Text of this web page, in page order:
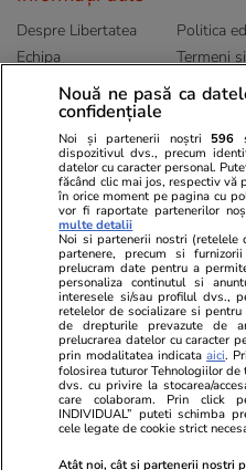
Despre Libertatea
Echipa
Publicitate
Politica de
Politica
Termeni
Ringier România
Libertatea pentru
Unica.ro
Program TV
Avantaje
ELLE
Gazeta
Stiri
Ajută
Pariază responsabil!
Jocurile de noroc
© 2026 Ringier
Nouă ne pasă ca
confidențiale
Noi și partenerii noștri 596
dispozitivul dvs., precum
datelor cu caracter personal.
făcând clic mai jos, respectiv vă
în orice moment pe pagina cu
vor fi raportate partenerilor
multe detalii
Noi si partenerii nostri (retelele
partenere, precum si
prelucram date pentru a
personaliza continutul si
interesele si/sau profilul dvs.,
retelelor de socializare si
de drepturile prevazute de
prelucrarea datelor cu caracter
prin modalitatea indicataaici.
folosirea tuturor Tehnologiilor
dvs. cu privire la stocarea/
care colaboram. Prin click
INDIVIDUAL” puteti schimba
cele legate de cookie strict
Atât noi, cât și partenerii noștri